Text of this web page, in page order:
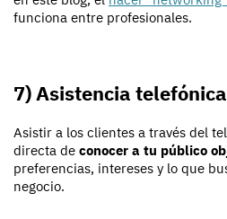
funciona entre profesionales.
7) Asistencia telefónica
Asistir a los clientes a través del
directa de conocer a tu público
preferencias, intereses y lo que
negocio.